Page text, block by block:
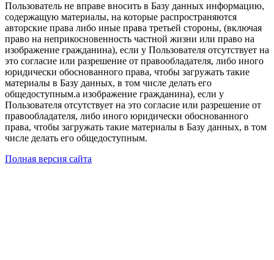
Пользователь не вправе вносить в Базу данных информацию,
содержащую материалы, на которые распространяются
авторские права либо иные права третьей стороны, (включая
право на неприкосновенность частной жизни или право на
изображение гражданина), если у Пользователя отсутствует на
это согласие или разрешение от правообладателя, либо иного
юридически обоснованного права, чтобы загружать такие
материалы в Базу данных, в том числе делать его
общедоступным.а изображение гражданина), если у
Пользователя отсутствует на это согласие или разрешение от
правообладателя, либо иного юридически обоснованного
права, чтобы загружать такие материалы в Базу данных, в том
числе делать его общедоступным.
Полная версия сайта